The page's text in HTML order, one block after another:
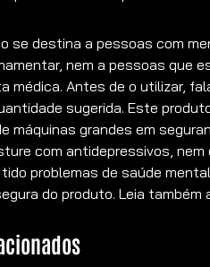
se destina a pessoas com
nem a pessoas que
médica. Antes de o utilizar,
sugerida. Este
máquinas grandes em
com antidepressivos,
problemas de saúde
do produto. Leia também